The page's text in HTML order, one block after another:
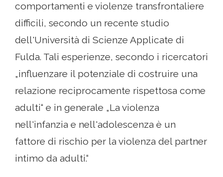
comportamenti e violenze transfrontaliere
difficili, secondo un recente studio
dell'Università di Scienze Applicate di
Fulda. Tali esperienze, secondo i ricercatori
„influenzare il potenziale di costruire una
relazione reciprocamente rispettosa come
adulti“ e in generale „La violenza
nell'infanzia e nell'adolescenza è un
fattore di rischio per la violenza del partner
intimo da adulti.“